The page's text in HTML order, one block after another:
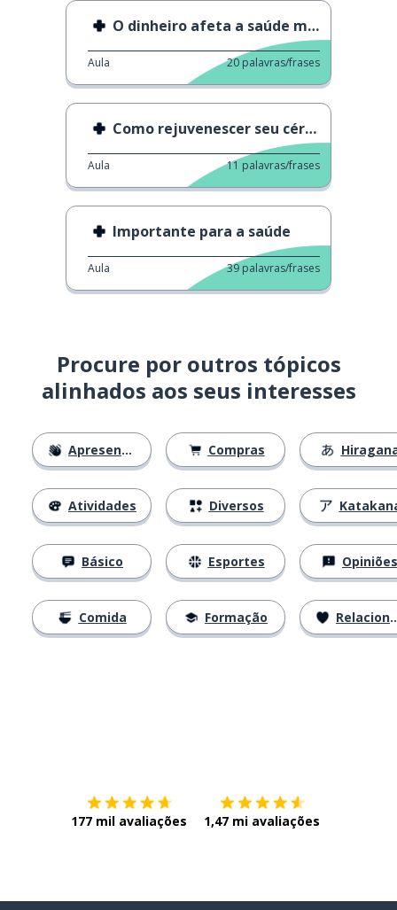
O dinheiro afeta a saúde mental
Aula 20 palavras/frases
Como rejuvenescer seu cérebro
Aula 11 palavras/frases
Importante para a saúde
Aula 39 palavras/frases
Procure por outros tópicos
alinhados aos seus interesses
Apresentações
Atividades
Básico
Comida
Compras
Diversos
Esportes
Formação
Opiniões
Relacionamentos
177 mil avaliações 1,47 mi avaliações